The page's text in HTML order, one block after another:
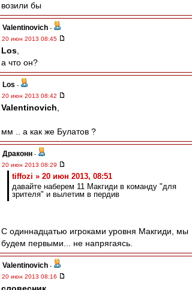
возили бы
Valentinovich -
20 июн 2013 08:45
Los
а что он?
Los -
20 июн 2013 08:42
Valentinovich
мм .. а как же Булатов ?
Драконн -
20 июн 2013 08:29
tiffozi » 20 июн 2013, 08:51
давайте наберем 11 Макгиди в команду "для
зрителя" и вылетим в пердив
С одиннадцатью игроками уровня Макгиди, мы
будем первыми... не напрягаясь.
Valentinovich -
20 июн 2013 08:16